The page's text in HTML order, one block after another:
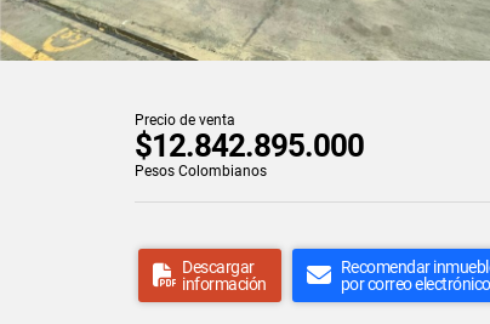
Precio de venta
$12.842.895.000
Pesos Colombianos
Descargar
información
Recomendar
por correo electrónico